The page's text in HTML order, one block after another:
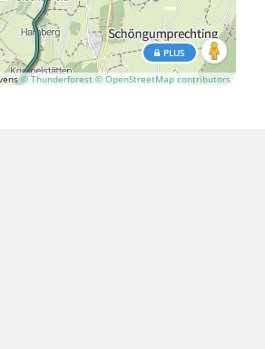
© Thunderforest © OpenStreetMap contributors
PLUS